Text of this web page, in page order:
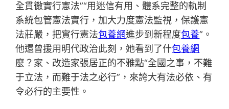
全貫徹實行憲法”“用迷信有用、體系完整的軌制
系統包管憲法實行，加大力度憲法監視，保護憲
法莊嚴，把實行憲法包養網進步到新程度包養”。
他還曾援用明代政治此刻，她看到了什包養網
麼？家、改造家張居正的不雅點“全國之事，不難
于立法，而難于法之必行”，來誇大有法必依、有
令必行的主要性。